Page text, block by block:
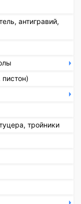
антигравий,
тройники